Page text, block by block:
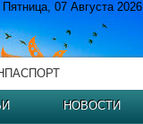
Пятница, 07 Августа 2026
НОВОСТИ